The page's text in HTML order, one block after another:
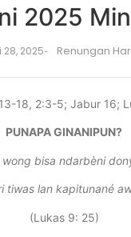
2025
28, 2025- Renungan
18, 2:3-5; Jabur 16;
PUNAPA GINANIPUN?
wong bisa ndarbèni
tiwas lan kapitunané
(Lukas 9: 25)